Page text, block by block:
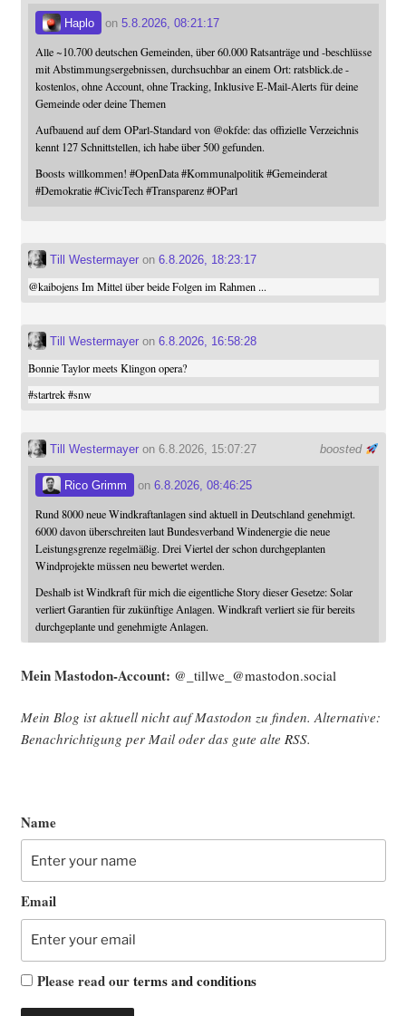
Haplo on 5.8.2026, 08:21:17
Alle ~10.700 deutschen Gemeinden, über 60.000 Ratsanträge und -beschlüsse
mit Abstimmungsergebnissen, durchsuchbar an einem Ort: ratsblick.de -
kostenlos, ohne Account, ohne Tracking, Inklusive E-Mail-Alerts für deine
Gemeinde oder deine Themen
Aufbauend auf dem OParl-Standard von @okfde: das offizielle Verzeichnis
kennt 127 Schnittstellen, ich habe über 500 gefunden.
Boosts willkommen! #OpenData #Kommunalpolitik #Gemeinderat
#Demokratie #CivicTech #Transparenz #OParl
Till Westermayeron 6.8.2026, 18:23:17
@kaibojensIm Mittel über beide Folgen im Rahmen ...
Till Westermayeron 6.8.2026, 16:58:28
Bonnie Taylor meets Klingon opera?
#startrek #snw
boosted
Till Westermayeron 6.8.2026, 15:07:27
Rico Grimm on 6.8.2026, 08:46:25
Rund 8000 neue Windkraftanlagen sind aktuell in Deutschland genehmigt.
6000 davon überschreiten laut Bundesverband Windenergie die neue
Leistungsgrenze regelmäßig. Drei Viertel der schon durchgeplanten
Windprojekte müssen neu bewertet werden.
Deshalb ist Windkraft für mich die eigentliche Story dieser Gesetze: Solar
verliert Garantien für zukünftige Anlagen. Windkraft verliert sie für bereits
durchgeplante und genehmigte Anlagen.
Mein Mast­o­don-Account: @_tillwe_@mastodon.social
Mein Blog ist aktu­ell nicht auf Mast­o­don zu fin­den. Alter­na­ti­ve:
Benach­rich­ti­gung per Mail oder das gute alte RSS.
Name
Email
Please read ourterms and conditions